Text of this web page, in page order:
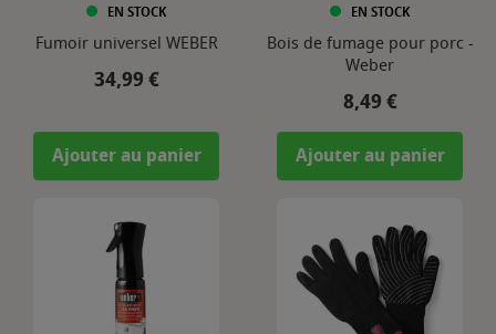
EN STOCK
Fumoir universel WEBER
Prix
34,99 €
Ajouter au panier
EN STOCK
Bois de fumage pour porc -
Weber
Prix
8,49 €
Ajouter au panier